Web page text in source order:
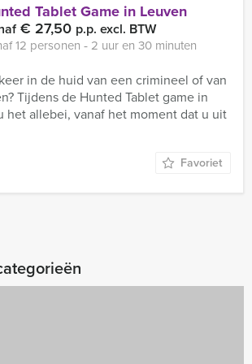
Tablet Game in Leuven
€ 27,50 p.p. excl. BTW
12 personen ‐ 2 uur en 30 minuten
in de huid van een crimineel of van
Tijdens de Hunted Tablet game in
het allebei, vanaf het moment dat u uit
Favoriet